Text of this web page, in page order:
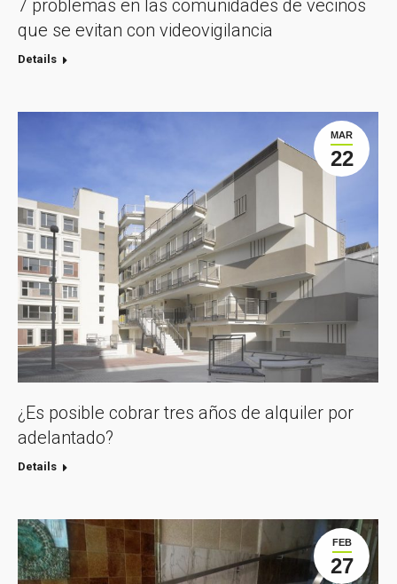
7 problemas en las comunidades de vecinos
que se evitan con videovigilancia
Details
MAR
22
¿Es posible cobrar tres años de alquiler por
adelantado?
Details
FEB
27